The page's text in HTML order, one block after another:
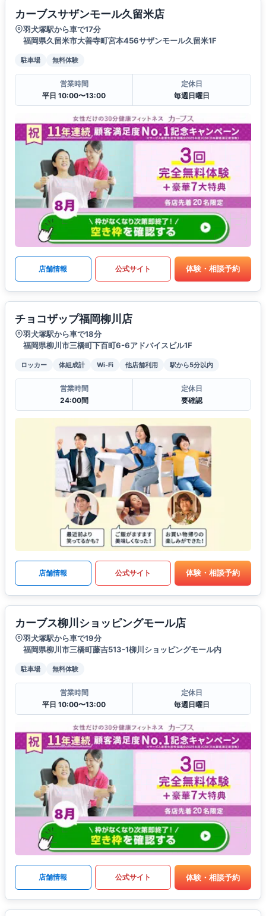
カーブスサザンモール久留米店
羽犬塚駅から車で17分
福岡県久留米市大善寺町宮本456サザンモール久留米1F
駐車場 無料体験
営業時間
平日 10:00〜13:00
定休日
毎週日曜日
店舗情報 公式サイト 体験・相談予約
チョコザップ福岡柳川店
羽犬塚駅から車で18分
福岡県柳川市三橋町下百町6-6アドバイスビル1F
ロッカー 体組成計 Wi-Fi 他店舗利用 駅から5分以内
営業時間
24:00間
定休日
要確認
店舗情報 公式サイト 体験・相談予約
カーブス柳川ショッピングモール店
羽犬塚駅から車で19分
福岡県柳川市三橋町藤吉513-1柳川ショッピングモール内
駐車場 無料体験
営業時間
平日 10:00〜13:00
定休日
毎週日曜日
店舗情報 公式サイト 体験・相談予約